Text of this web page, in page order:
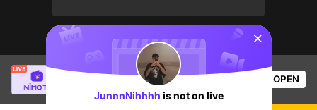
Christine Eunmin is live!
49 Views OPEN
sentinelStart
JunnnNihhhh is not on live